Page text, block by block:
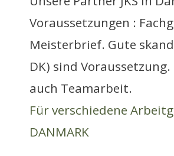
Voraussetzungen :
Meisterbrief. Gute
DK) sind
auch Teamarbeit.
Für verschiedene
DANMARK